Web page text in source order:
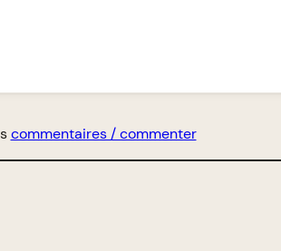
commentaires / commenter